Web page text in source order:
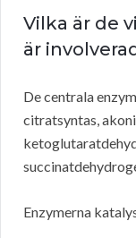
Vilka är de
är
De centrala
citratsyntas,
Enzymerna